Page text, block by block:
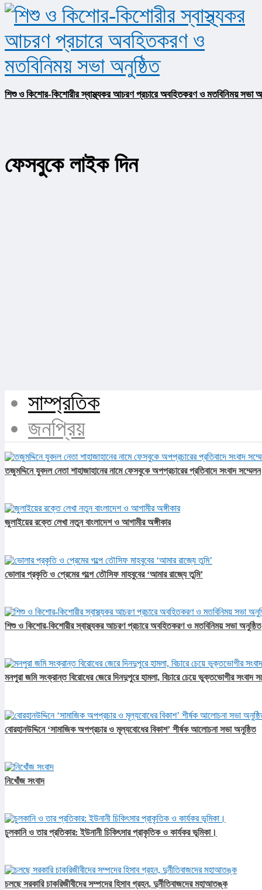
শিশু ও কিশোর-কিশোরীর স্বাস্থ্যকর আচরণ প্রচারে অবহিতকরণ ও মতবিনিময় সভা
ফেসবুকে লাইক দিন
সাম্প্রতিক
জনপ্রিয়
তজুমদ্দিনে যুবদল নেতা শাহাজাহানের নামে ফেসবুকে অপপ্রচারের প্রতিবাদে সংবাদ সম্মেলন
জুলাইয়ের রক্তে লেখা নতুন বাংলাদেশ ও আগামীর অঙ্গীকার​
ভোলার প্রকৃতি ও প্রেমের গল্পে তৌসিফ মাহবুবের ‘আমার রাজ্যে তুমি’
শিশু ও কিশোর-কিশোরীর স্বাস্থ্যকর আচরণ প্রচারে অবহিতকরণ ও মতবিনিময় সভা অনুষ্ঠিত
মনপুরা জমি সংক্রান্ত বিরোধের জেরে দিনদুপুরে হামলা, বিচারে চেয়ে ভুক্তভোগীর সংবাদ
বোরহানউদ্দিনে ‘সামাজিক অপপ্রচার ও মূল্যবোধের বিকাশ’ শীর্ষক আলোচনা সভা অনুষ্ঠিত
নিখোঁজ সংবাদ
চুলকানি ও তার প্রতিকার: ইউনানী চিকিৎসার প্রাকৃতিক ও কার্যকর ভূমিকা।
চলছে সরকারি চাকরিজীবীদের সম্পদের হিসাব গ্রহন, দুর্নীতিবাজদের মহাআতঙ্ক